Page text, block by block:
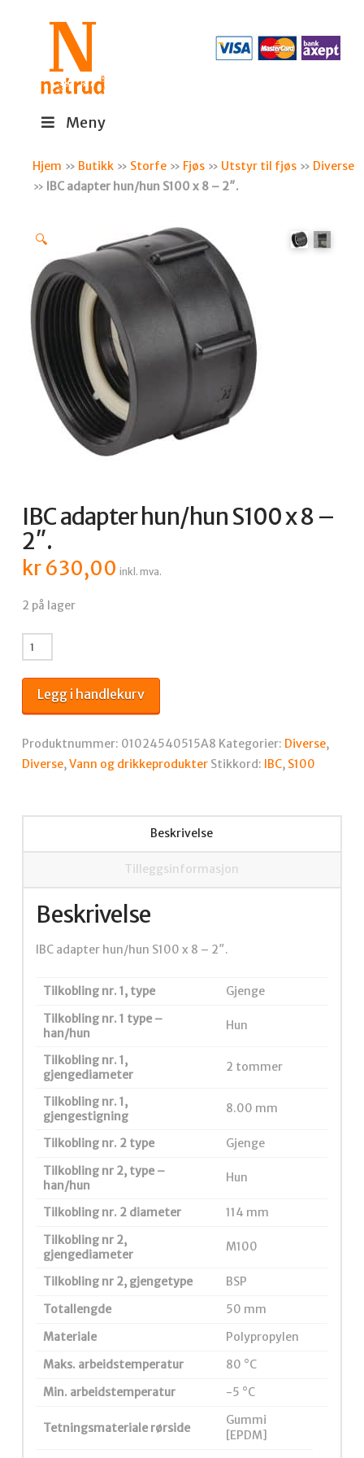
Meny
Hjem » Butikk » Storfe » Fjøs » Utstyr til fjøs » Diverse
» IBC adapter hun/hun S100 x 8 – 2″.
🔍
IBC adapter hun/hun S100 x 8 –
2″.
kr630,00 inkl. mva.
2 på lager
IBC
adapter
hun/hun
S100
8
-
Legg i handlekurv
Produktnummer: 01024540515A8 Kategorier: Diverse,
Diverse,Vann og drikkeprodukter Stikkord: IBC, S100
Beskrivelse
Tilleggsinformasjon
Beskrivelse
IBC adapter hun/hun S100 x 8 – 2″.
Tilkobling nr. 1, type
Gjenge
Tilkobling nr. 1 type –
han/hun
Hun
Tilkobling nr. 1,
gjengediameter
2 tommer
Tilkobling nr. 1,
gjengestigning
8.00 mm
Tilkobling nr. 2 type
Gjenge
Tilkobling nr 2, type –
han/hun
Hun
Tilkobling nr. 2 diameter
114 mm
Tilkobling nr 2,
gjengediameter
M100
Tilkobling nr 2, gjengetype
BSP
Totallengde
50 mm
Materiale
Polypropylen
Maks. arbeidstemperatur
80 °C
Min. arbeidstemperatur
-5 °C
Tetningsmateriale rørside
Gummi
[EPDM]